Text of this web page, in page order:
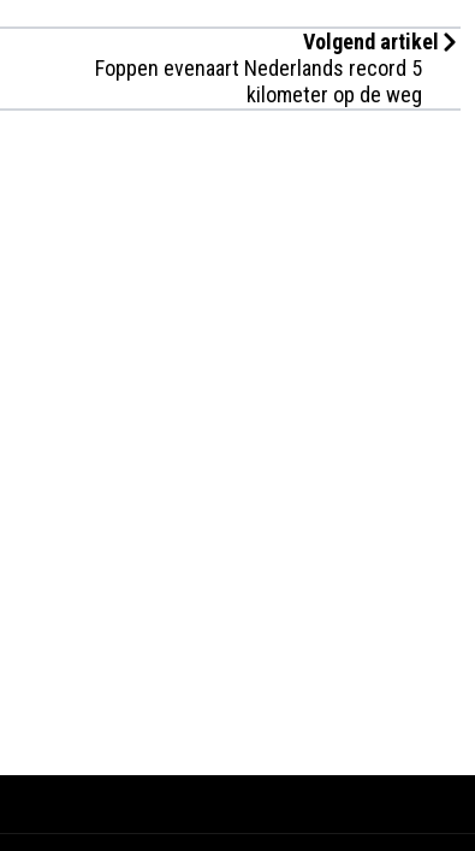
Volgend artikel
Foppen evenaart Nederlands record 5
kilometer op de weg